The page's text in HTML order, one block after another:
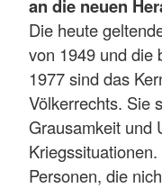
an die neuen
Die heute
von 1949 und die
1977 sind das
Völkerrechts. Sie
Grausamkeit und
Personen, die